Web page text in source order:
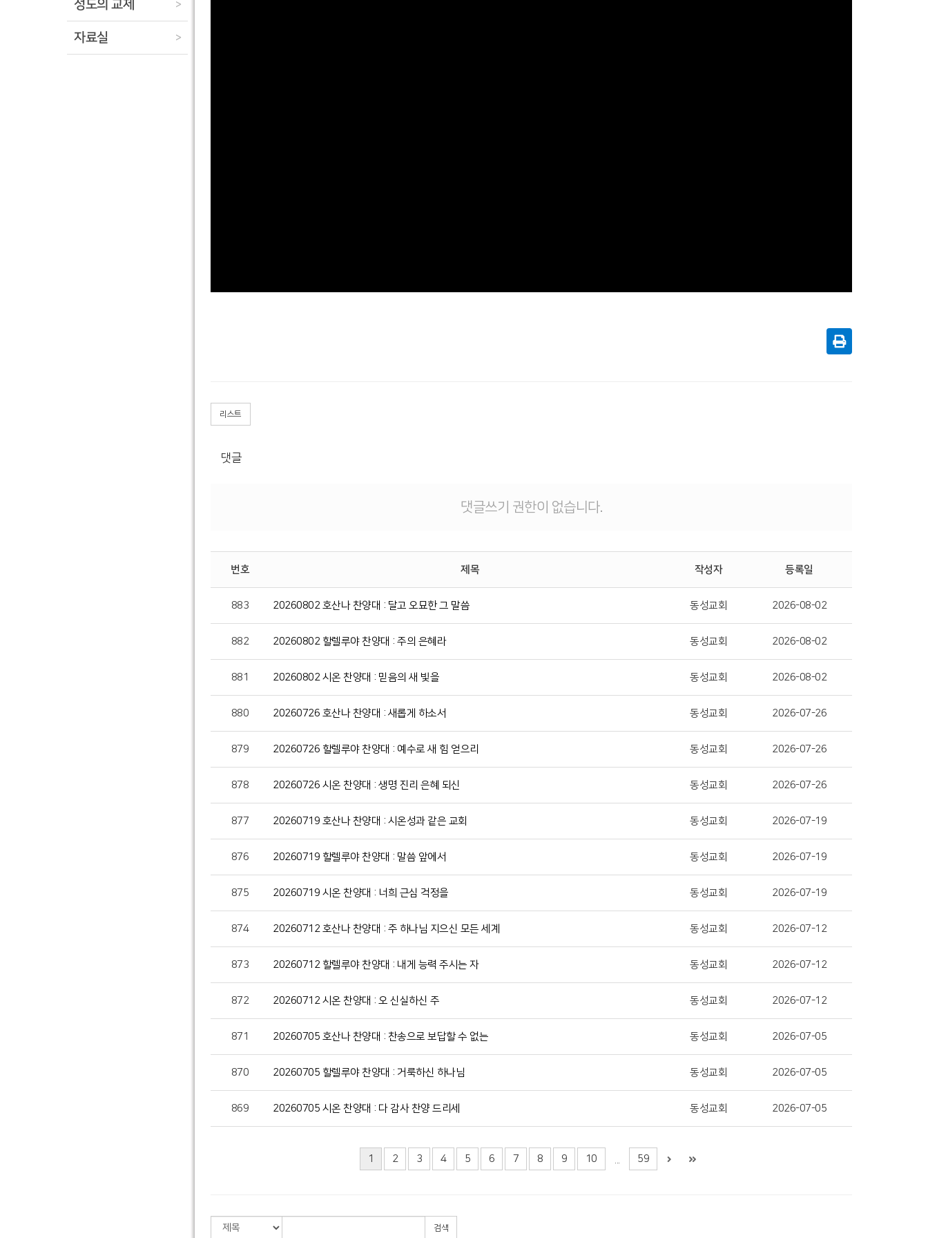
성도의 교제 >
자료실 >
리스트
댓글
댓글쓰기 권한이 없습니다.
번호 제목 작성자 등록일
883 20260802 호산나 찬양대 : 달고 오묘한 그 말씀 동성교회 2026-08-02
882 20260802 할렐루야 찬양대 : 주의 은혜라 동성교회 2026-08-02
881 20260802 시온 찬양대 : 믿음의 새 빛을 동성교회 2026-08-02
880 20260726 호산나 찬양대 : 새롭게 하소서 동성교회 2026-07-26
879 20260726 할렐루야 찬양대 : 예수로 새 힘 얻으리 동성교회 2026-07-26
878 20260726 시온 찬양대 : 생명 진리 은혜 되신 동성교회 2026-07-26
877 20260719 호산나 찬양대 : 시온성과 같은 교회 동성교회 2026-07-19
876 20260719 할렐루야 찬양대 : 말씀 앞에서 동성교회 2026-07-19
875 20260719 시온 찬양대 : 너희 근심 걱정을 동성교회 2026-07-19
874 20260712 호산나 찬양대 : 주 하나님 지으신 모든 세계 동성교회 2026-07-12
873 20260712 할렐루야 찬양대 : 내게 능력 주시는 자 동성교회 2026-07-12
872 20260712 시온 찬양대 : 오 신실하신 주 동성교회 2026-07-12
871 20260705 호산나 찬양대 : 찬송으로 보답할 수 없는 동성교회 2026-07-05
870 20260705 할렐루야 찬양대 : 거룩하신 하나님 동성교회 2026-07-05
869 20260705 시온 찬양대 : 다 감사 찬양 드리세 동성교회 2026-07-05
1 2 3 4 5 6 7 8 9 10 59
검색